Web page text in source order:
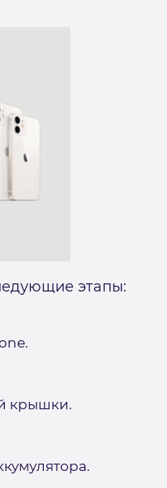
этапы:
крышки.